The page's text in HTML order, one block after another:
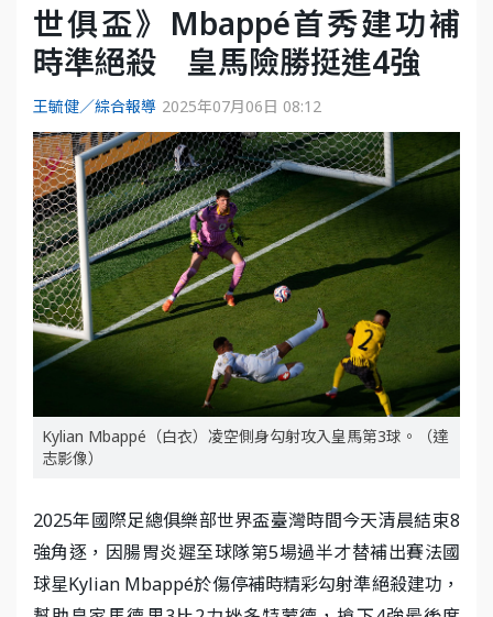
世俱盃》Mbappé首秀建功補
時準絕殺 皇馬險勝挺進4強
王毓健／綜合報導 2025年07月06日 08:12
Kylian Mbappé（白衣）凌空側身勾射攻入皇馬第3球。（達
志影像）
2025年國際足總俱樂部世界盃臺灣時間今天清晨結束8
強角逐，因腸胃炎遲至球隊第5場過半才替補出賽法國
球星Kylian Mbappé於傷停補時精彩勾射準絕殺建功，